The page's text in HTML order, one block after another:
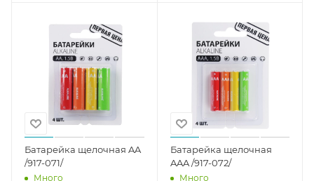
Батарейка щелочная AA
/917-071/
Много
Батарейка щелочная
AAA /917-072/
Много